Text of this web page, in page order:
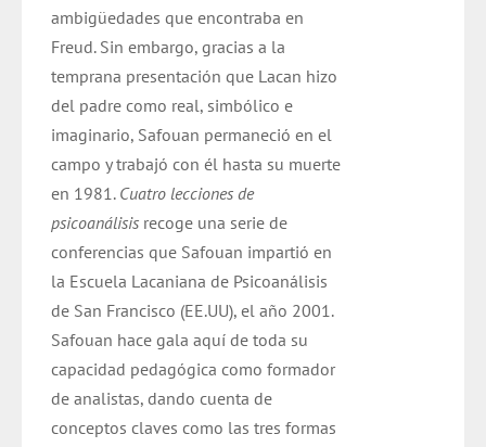
ambigüedades que encontraba en
Freud. Sin embargo, gracias a la
temprana presentación que Lacan hizo
del padre como real, simbólico e
imaginario, Safouan permaneció en el
campo y trabajó con él hasta su muerte
en 1981. Cuatro lecciones de
psicoanálisis recoge una serie de
conferencias que Safouan impartió en
la Escuela Lacaniana de Psicoanálisis
de San Francisco (EE.UU), el año 2001.
Safouan hace gala aquí de toda su
capacidad pedagógica como formador
de analistas, dando cuenta de
conceptos claves como las tres formas